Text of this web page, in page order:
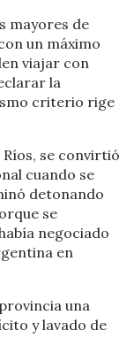
mayores de
un máximo
viajar con
la
criterio rige
se convirtió
cuando se
detonando
se
negociado
en
una
y lavado de